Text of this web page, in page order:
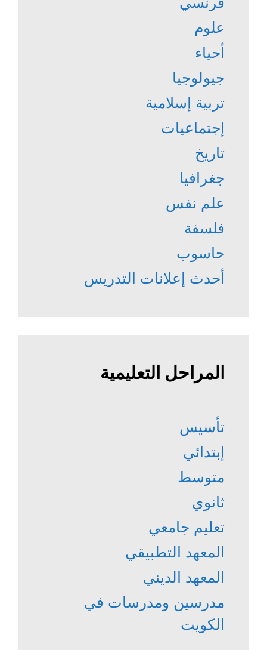
علوم
أحياء
جيولوجيا
تربية إسلامية
إجتماعيات
تاريخ
جغرافيا
علم نفس
فلسفة
حاسوب
أحدث إعلانات التدريس
المراحل التعليمية
تأسيس
إبتدائي
متوسط
ثانوي
تعليم جامعي
المعهد التطبيقي
المعهد الديني
مدرسين ومدرسات في
الكويت